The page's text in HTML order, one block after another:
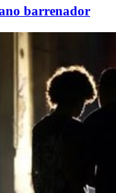
barrenador